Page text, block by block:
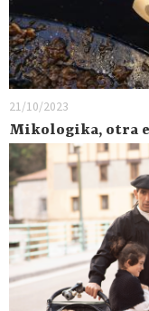
21/10/2023
Mikologika, otra